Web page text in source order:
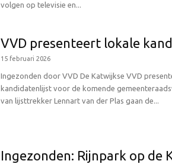
volgen op televisie en...
VVD presenteert lokale
15 februari 2026
Ingezonden door VVD De Katwijkse VVD
kandidatenlijst voor de komende
van lijsttrekker Lennart van der Plas gaan de...
Ingezonden: Rijnpark op de